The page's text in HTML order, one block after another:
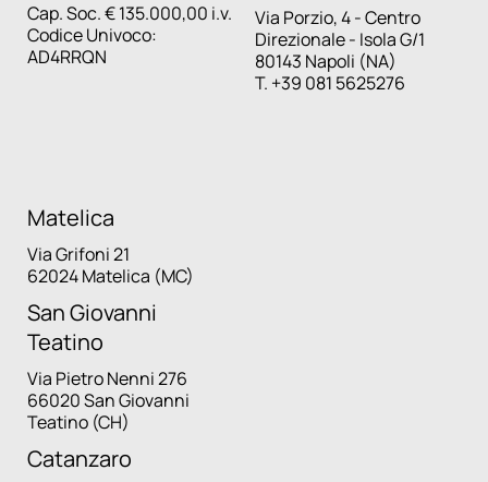
Cap. Soc. € 135.000,00 i.v.
Codice Univoco:
AD4RRQN
Via Porzio, 4 - Centro
Direzionale - Isola G/1
80143 Napoli (NA)
T. +39 081 5625276
Matelica
Via Grifoni 21
62024 Matelica (MC)
San Giovanni
Teatino
Via Pietro Nenni 276
66020 San Giovanni
Teatino (CH)
Catanzaro